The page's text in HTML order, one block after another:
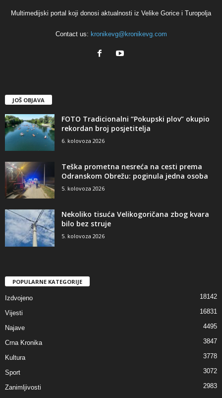
Multimedijski portal koji donosi aktualnosti iz Velike Gorice i Turopolja
Contact us: kronikevg@kronikevg.com
JOŠ OBJAVA
FOTO Tradicionalni “Pokupski plov” okupio
rekordan broj posjetitelja
6. kolovoza 2026
Teška prometna nesreća na cesti prema
Odranskom Obrežu: poginula jedna osoba
5. kolovoza 2026
Nekoliko tisuća Velikogoričana zbog kvara
bilo bez struje
5. kolovoza 2026
POPULARNE KATEGORIJE
Izdvojeno 18142
Vijesti 16831
Najave 4495
Crna Kronika 3847
Kultura 3778
Sport 3072
Zanimljivosti 2983